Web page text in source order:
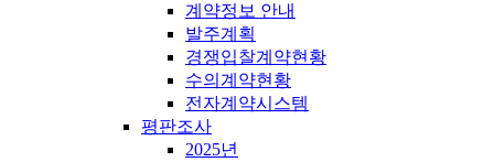
계약정보 안내
발주계획
경쟁입찰계약현황
수의계약현황
전자계약시스템
평판조사
2025년